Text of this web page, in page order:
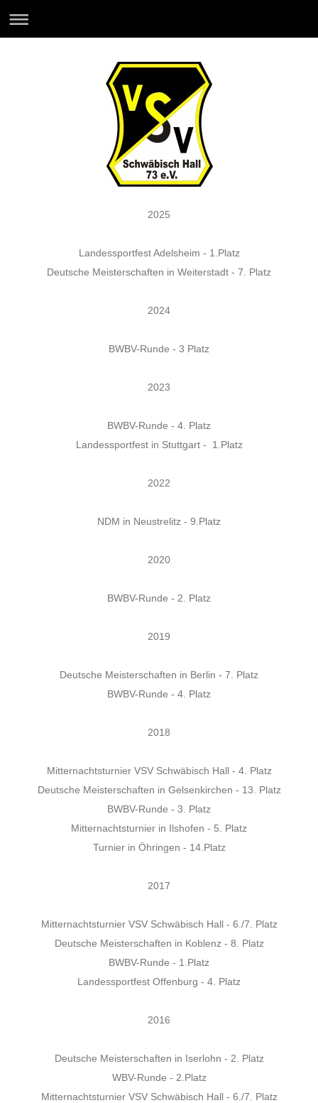
2025
Landessportfest Adelsheim - 1.Platz
Deutsche Meisterschaften in Weiterstadt - 7. Platz
2024
BWBV-Runde - 3 Platz
2023
BWBV-Runde - 4. Platz
Landessportfest in Stuttgart - 1.Platz
2022
NDM in Neustrelitz - 9.Platz
2020
BWBV-Runde - 2. Platz
2019
Deutsche Meisterschaften in Berlin - 7. Platz
BWBV-Runde - 4. Platz
2018
Mitternachtsturnier VSV Schwäbisch Hall - 4. Platz
Deutsche Meisterschaften in Gelsenkirchen - 13. Platz
BWBV-Runde - 3. Platz
Mitternachtsturnier in Ilshofen - 5. Platz
Turnier in Öhringen - 14.Platz
2017
Mitternachtsturnier VSV Schwäbisch Hall - 6./7. Platz
Deutsche Meisterschaften in Koblenz - 8. Platz
BWBV-Runde - 1.Platz
Landessportfest Offenburg - 4. Platz
2016
Deutsche Meisterschaften in Iserlohn - 2. Platz
WBV-Runde - 2.Platz
Mitternachtsturnier VSV Schwäbisch Hall - 6./7. Platz